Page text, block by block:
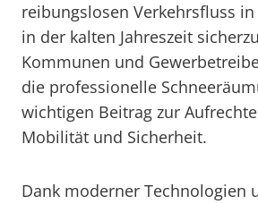
reibungslosen Verkehrsfluss
in der kalten Jahreszeit
Kommunen und
die professionelle
wichtigen Beitrag zur
Mobilität und Sicherheit.
Dank moderner Technologien